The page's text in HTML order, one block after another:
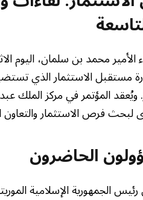
محمد بن سلمان، اليوم
مستقبل الاستثمار الذي
الحاضرون
الجمهورية الإسلامية